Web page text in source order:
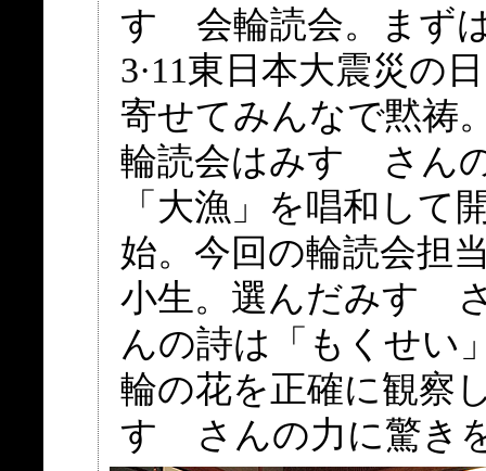
すゞ会輪読会。まず
3·11東日本大震災の
寄せてみんなで黙祷
輪読会はみすゞさん
「大漁」を唱和して
始。今回の輪読会担
小生。選んだみすゞ
んの詩は「もくせい
輪の花を正確に観察
すゞさんの力に驚き